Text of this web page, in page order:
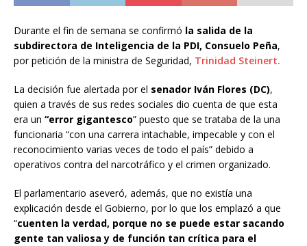
Durante el fin de semana se confirmó la salida de la
subdirectora de Inteligencia de la PDI, Consuelo Peña,
por petición de la ministra de Seguridad, Trinidad Steinert.
La decisión fue alertada por el senador Iván Flores (DC),
quien a través de sus redes sociales dio cuenta de que esta
era un “error gigantesco” puesto que se trataba de la una
funcionaria “con una carrera intachable, impecable y con el
reconocimiento varias veces de todo el país” debido a
operativos contra del narcotráfico y el crimen organizado.
El parlamentario aseveró, además, que no existía una
explicación desde el Gobierno, por lo que los emplazó a que
“cuenten la verdad, porque no se puede estar sacando
gente tan valiosa y de función tan crítica para el